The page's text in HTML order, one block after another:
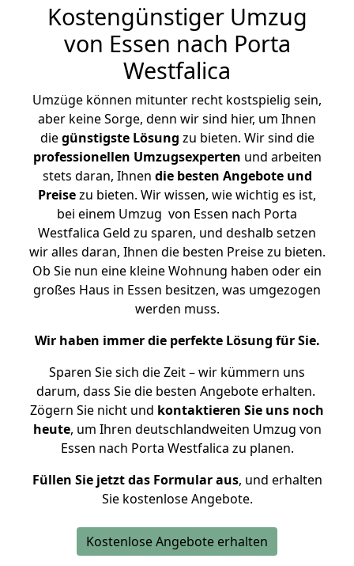
Kostengünstiger Umzug
von Essen nach Porta
Westfalica
Umzüge können mitunter recht kostspielig sein,
aber keine Sorge, denn wir sind hier, um Ihnen
diegünstigste Lösung zu bieten. Wir sind die
professionellen Umzugsexperten und arbeiten
stets daran, Ihnen die besten Angebote und
Preisezu bieten. Wir wissen, wie wichtig es ist,
bei einem Umzug von Essen nach Porta
Westfalica Geld zu sparen, und deshalb setzen
wir alles daran, Ihnen die besten Preise zu bieten.
Ob Sie nun eine kleine Wohnung haben oder ein
großes Haus in Essen besitzen, was umgezogen
werden muss.
Wir haben immer die perfekte Lösung für Sie.
Sparen Sie sich die Zeit – wir kümmern uns
darum, dass Sie die besten Angebote erhalten.
Zögern Sie nicht und kontaktieren Sie uns noch
heute, um Ihren deutschlandweiten Umzug von
Essen nach Porta Westfalica zu planen.
Füllen Sie jetzt das Formular aus, und erhalten
Sie kostenlose Angebote.
Kostenlose Angebote erhalten